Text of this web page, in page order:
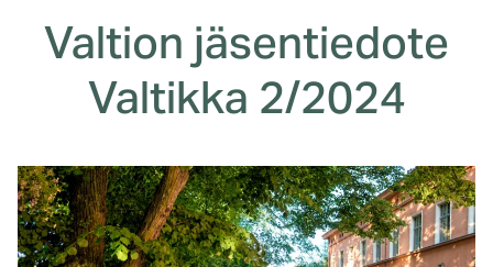
Valtion jäsentiedote
Valtikka 2/2024